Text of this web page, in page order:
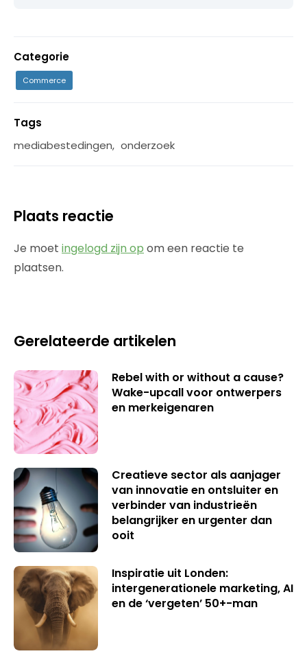
Categorie
Commerce
Tags
mediabestedingen, onderzoek
Plaats reactie
Je moet ingelogd zijn op om een reactie te
plaatsen.
Gerelateerde artikelen
Rebel with or without a cause?
Wake-upcall voor ontwerpers
en merkeigenaren
Creatieve sector als aanjager
van innovatie en ontsluiter en
verbinder van industrieën
belangrijker en urgenter dan
ooit
Inspiratie uit Londen:
intergenerationele marketing, AI
en de ‘vergeten’ 50+-man